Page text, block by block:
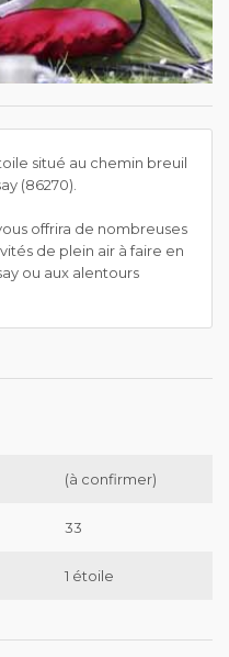
situé au chemin breuil
(86270).
offrira de nombreuses
de plein air à faire en
ou aux alentours
(à confirmer)
33
1 étoile